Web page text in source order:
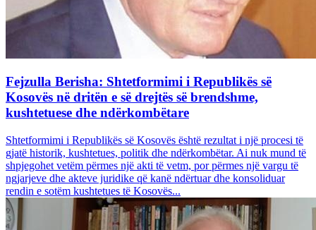
Fejzulla Berisha: Shtetformimi i Republikës së
Kosovës në dritën e së drejtës së brendshme,
kushtetuese dhe ndërkombëtare
Shtetformimi i Republikës së Kosovës është rezultat i një procesi të
gjatë historik, kushtetues, politik dhe ndërkombëtar. Ai nuk mund të
shpjegohet vetëm përmes një akti të vetm, por përmes një vargu të
ngjarjeve dhe akteve juridike që kanë ndërtuar dhe konsoliduar
rendin e sotëm kushtetues të Kosovës...